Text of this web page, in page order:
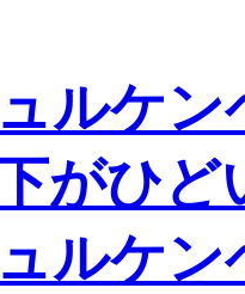
ルケ
がひど
ルケ